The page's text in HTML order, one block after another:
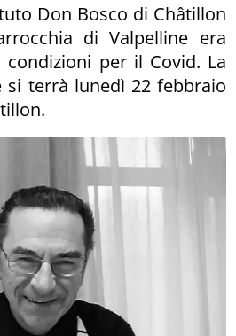
Don Bosco di Châtillon
di Valpelline era
per il Covid. La
si terrà lunedì 22 febbraio